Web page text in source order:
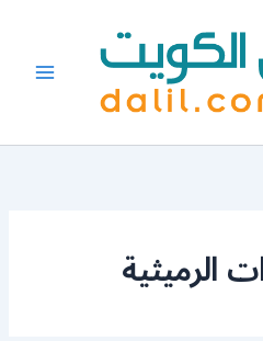
الرميثية